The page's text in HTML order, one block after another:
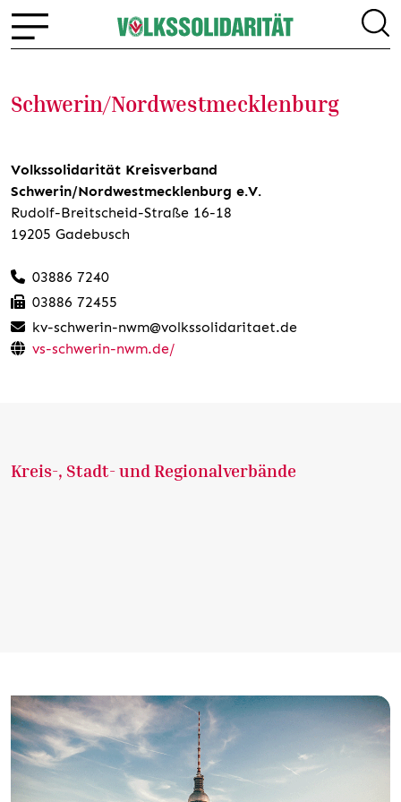
Schwerin/Nordwestmecklenburg
Volkssolidarität Kreisverband
Schwerin/Nordwestmecklenburg e.V.
Rudolf-Breitscheid-Straße 16-18
19205 Gadebusch
03886 7240
03886 72455
kv-schwerin-nwm@volkssolidaritaet.de
vs-schwerin-nwm.de/
Kreis-, Stadt- und Regionalverbände